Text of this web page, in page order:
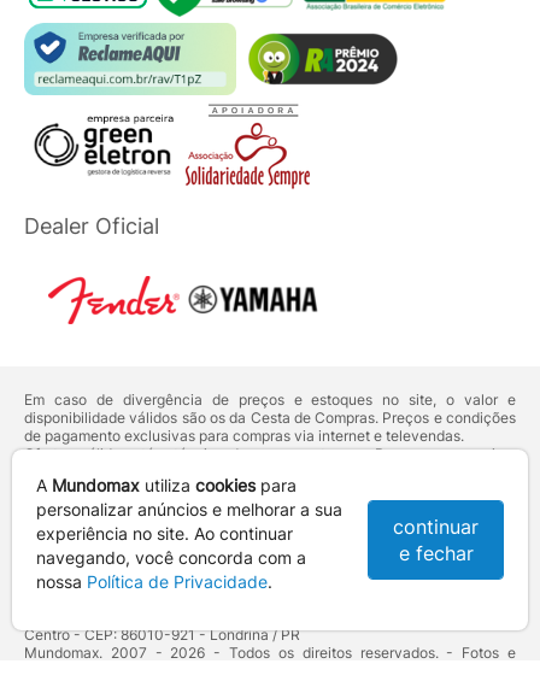
Dealer Oficial
Em caso de divergência de preços e estoques no site, o valor e
disponibilidade válidos são os da Cesta de Compras. Preços e condições
de pagamento exclusivas para compras via internet e televendas.
Ofertas válidas até o término de nossos estoques. Para compras acima
deVenda Corporativa.
Os preços apresentados no site prevalecem sobre outros anunciados em
qualquer outro meio de comunicação ou sites de buscas. Código de
Defesa do Consumidor:Lei nº 8.078.
Vendas sujeitas à confirmação de dados e análises de crédito e risco.
Centro - CEP: 86010-921 - Londrina / PR
Mundomax. 2007 - 2026 - Todos os direitos reservados. - Fotos e
A Mundomax utiliza cookiespara
personalizar anúncios e melhorar a sua
experiência no site. Ao continuar
navegando, você concorda com a
nossa Política de Privacidade.
continuar
e fechar